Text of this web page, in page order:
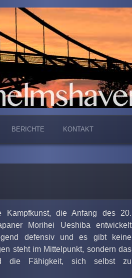
BERICHTE KONTAKT
Kampfkunst, die Anfang des 20.
Morihei Ueshiba entwickelt
defensiv und es gibt keine
steht im Mittelpunkt, sondern das
die Fähigkeit, sich selbst zu